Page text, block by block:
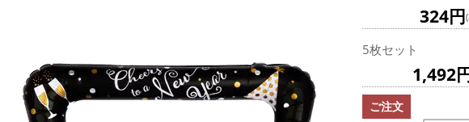
324円
5枚セット
1,492
ご注文